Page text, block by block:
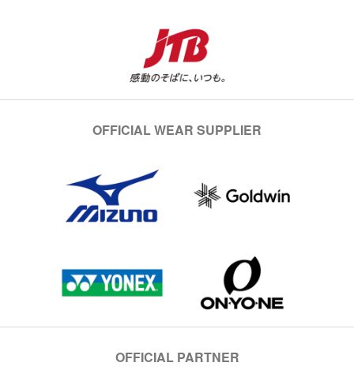
OFFICIAL WEAR SUPPLIER
OFFICIAL PARTNER